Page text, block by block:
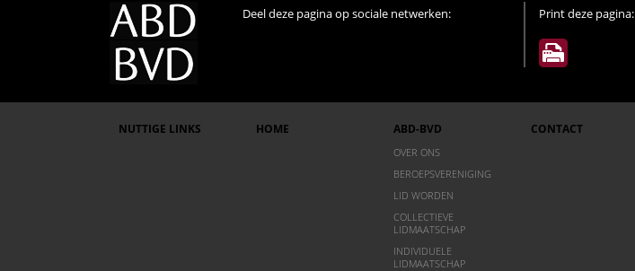
Deel deze pagina op sociale netwerken: Print deze pagina:
NUTTIGE LINKS HOME ABD-BVD
OVER ONS
BEROEPSVERENIGING
LID WORDEN
COLLECTIEVE
LIDMAATSCHAP
INDIVIDUELE
LIDMAATSCHAP
CONTACT